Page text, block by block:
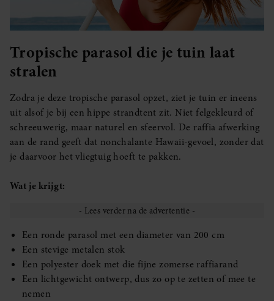
Tropische parasol die je tuin laat
stralen
Zodra je deze tropische parasol opzet, ziet je tuin er ineens
uit alsof je bij een hippe strandtent zit. Niet felgekleurd of
schreeuwerig, maar naturel en sfeervol. De raffia afwerking
aan de rand geeft dat nonchalante Hawaii-gevoel, zonder dat
je daarvoor het vliegtuig hoeft te pakken.
Wat je krijgt:
Een ronde parasol met een diameter van 200 cm
Een stevige metalen stok
Een polyester doek met die fijne zomerse raffiarand
Een lichtgewicht ontwerp, dus zo op te zetten of mee te
nemen